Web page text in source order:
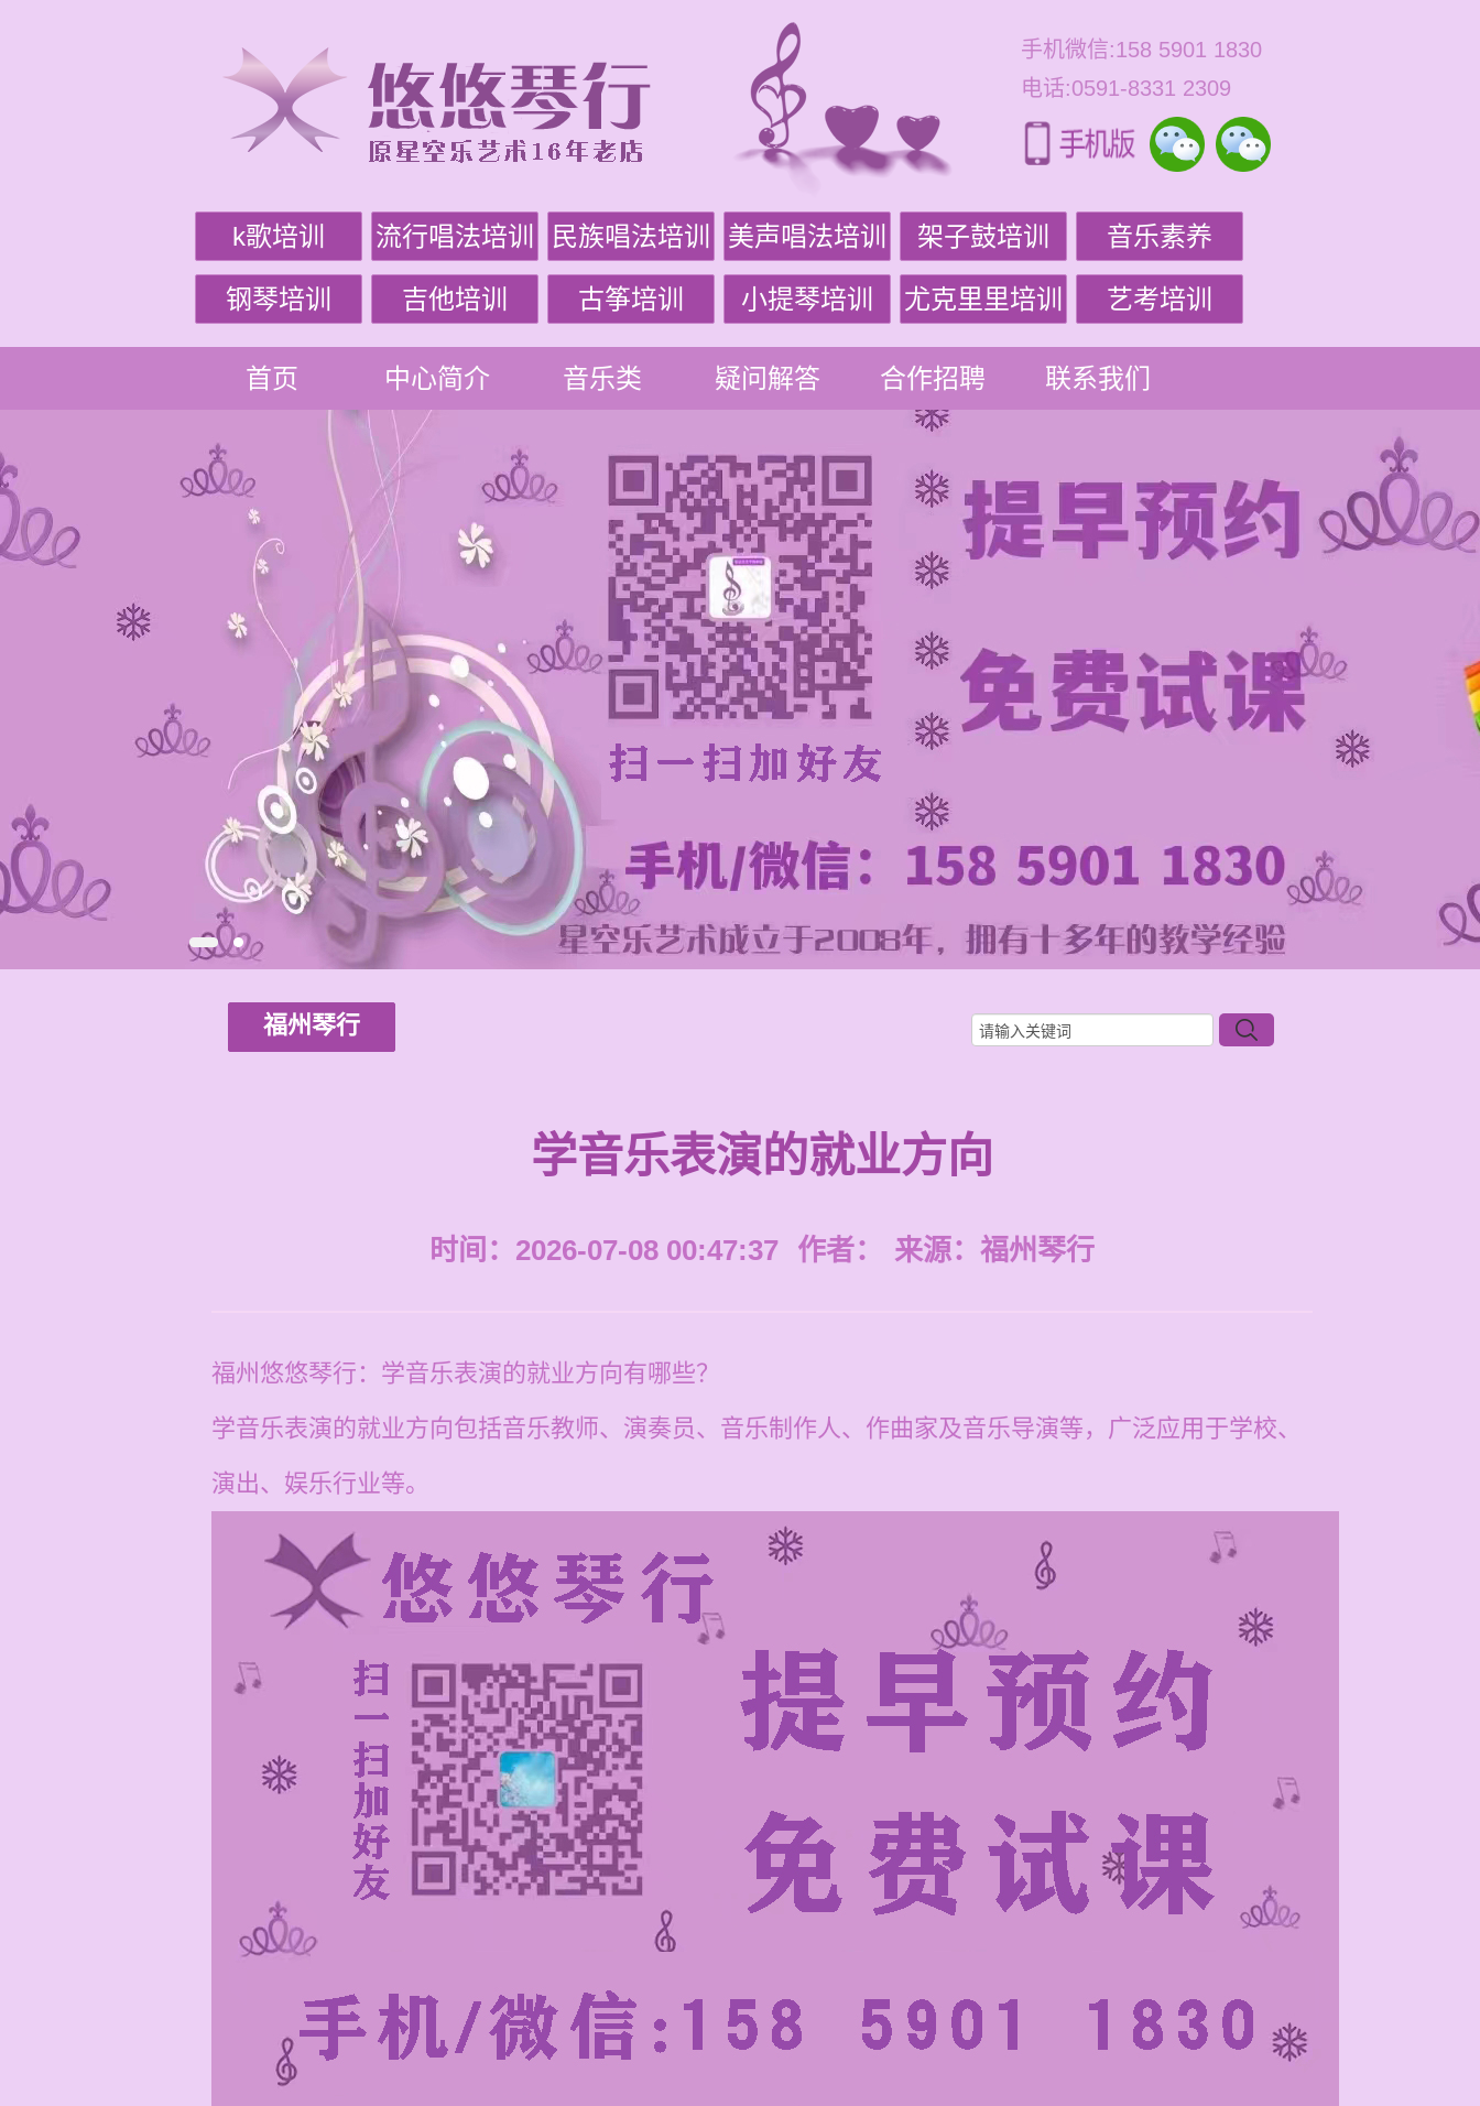
手机微信:158 5901 1830
电话:0591-8331 2309
k歌培训 流行唱法培训 民族唱法培训 美声唱法培训 架子鼓培训 音乐素养
钢琴培训 吉他培训 古筝培训 小提琴培训 尤克里里培训 艺考培训
首页 中心简介 音乐类 疑问解答 合作招聘 联系我们
福州琴行
学音乐表演的就业方向
时间：2026-07-08 00:47:37 作者： 来源： 福州琴行
福州悠悠琴行：学音乐表演的就业方向有哪些？
学音乐表演的就业方向包括音乐教师、演奏员、音乐制作人、作曲家及音乐导演等，广泛应用于学校、
演出、娱乐行业等。